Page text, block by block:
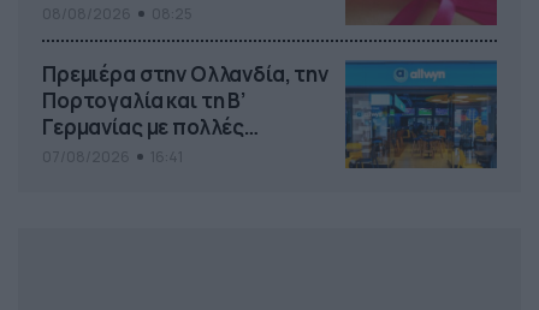
Πρεμιέρα στην Ολλανδία, την
Πορτογαλία και τη Β’
Γερμανίας με πολλές
στοιχηματικές επιλογές από